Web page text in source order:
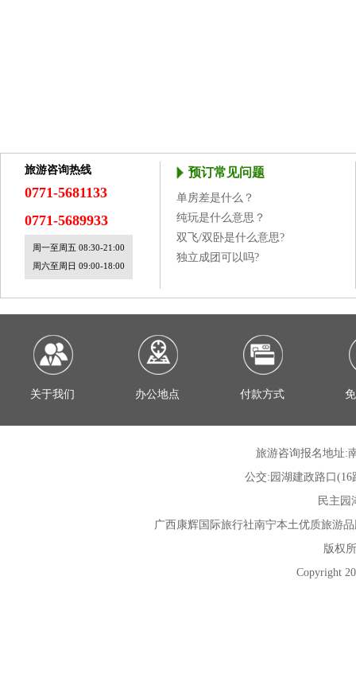
旅游咨询热线
0771-5681133
0771-5689933
周一至周五 08:30-21:00
周六至周日 09:00-18:00
预订常见问题
单房差是什么？
纯玩是什么意思？
双飞/双卧是什么意思?
独立成团可以吗?
关于我们 办公地点 付款方式
旅游咨询报名地址:
公交:园湖建政路口(16
民主园
广西康辉国际旅行社南宁本土优质旅游
版权
Copyright